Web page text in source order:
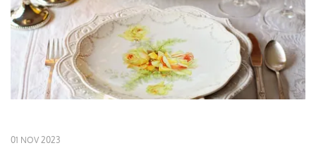
01 NOV 2023